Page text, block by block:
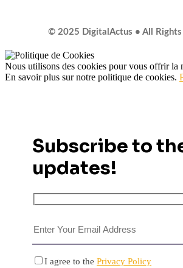
© 2025 DigitalActus • All Rights
Nous utilisons des cookies pour vous offrir la
En savoir plus sur notre politique de cookies.
Subscribe to
updates!
I agree to the Privacy Policy